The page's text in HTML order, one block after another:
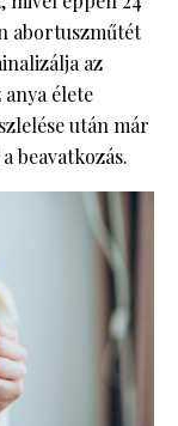
abortuszműtét
az
anya élete
után már
beavatkozás.